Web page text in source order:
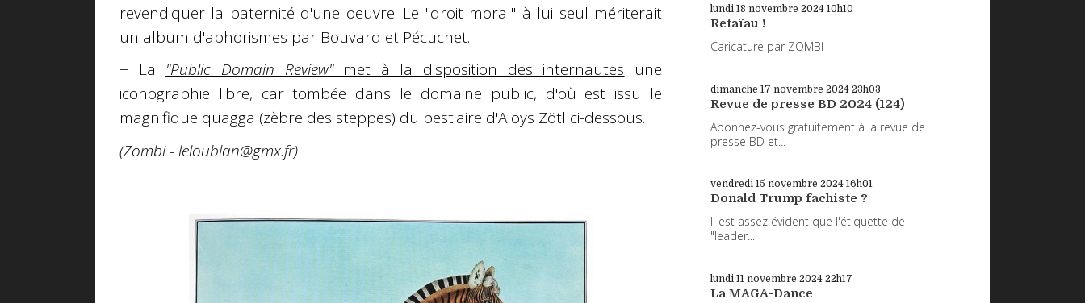
revendiquer la paternité d'une oeuvre. Le "droit moral" à lui seul mériterait
un album d'aphorismes par Bouvard et Pécuchet.
+ La "Public Domain Review"met à la disposition des internautes une
iconographie libre, car tombée dans le domaine public, d'où est issu le
magnifique quagga (zèbre des steppes) du bestiaire d'Aloys Zötl ci-dessous.
(Zombi - leloublan@gmx.fr)
lundi 18 novembre 2024 10h10
Retaïau !
Caricature par ZOMBI
dimanche 17 novembre 2024 23h03
Revue de presse BD 2024 (124)
Abonnez-vous gratuitement à la revue de
presse BD et...
vendredi 15 novembre 2024 16h01
Donald Trump fachiste ?
Il est assez évident que l'étiquette de
"leader...
lundi 11 novembre 2024 22h17
La MAGA-Dance